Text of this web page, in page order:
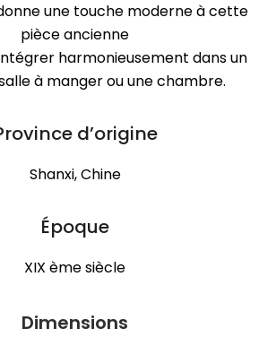
une touche moderne à cette
pièce ancienne
harmonieusement dans un
à manger ou une chambre.
d’origine
Shanxi, Chine
Époque
XIX ème siècle
Dimensions